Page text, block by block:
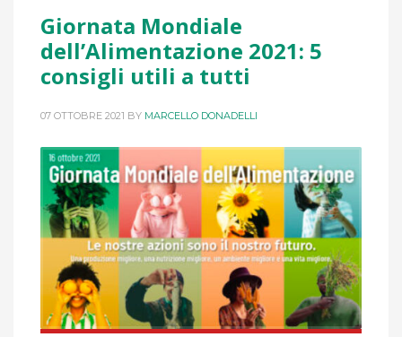
Giornata Mondiale
dell’Alimentazione 2021: 5
consigli utili a tutti
07 OTTOBRE 2021 BY MARCELLO DONADELLI